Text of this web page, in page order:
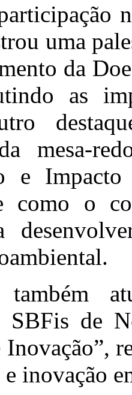
uma
da
as
mesa-
e
como o
também
SBFis de
e inovação